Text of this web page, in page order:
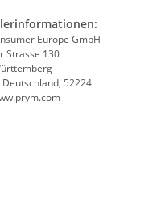
Europe GmbH
Strasse 130
52224